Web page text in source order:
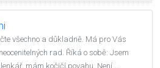
všechno a důkladně. Má pro Vás
rad. Říká o sobě: Jsem
mám kočičí povahu. Není …